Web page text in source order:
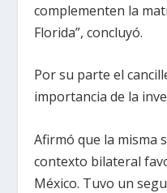
complementen la
Florida”, concluyó.
Por su parte el
importancia de la
Afirmó que la misma
contexto bilateral
México. Tuvo un